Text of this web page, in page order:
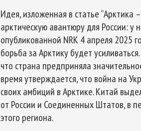
Идея, изложенная в статье “Арктика
арктическую авантюру для России: у
опубликованной NRK 4 апреля 2025
борьба за Арктику будет
что страна предприняла
время утверждается, что война на
своих амбиций в Арктике. Китай
от России и Соединенных Штатов, в
этого региона.